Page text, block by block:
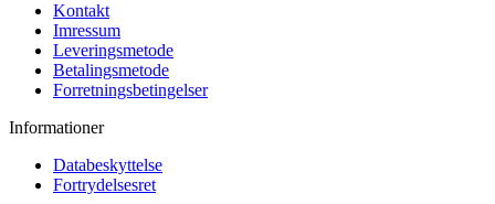
Kontakt
Imressum
Leveringsmetode
Betalingsmetode
Forretningsbetingelser
Informationer
Databeskyttelse
Fortrydelsesret